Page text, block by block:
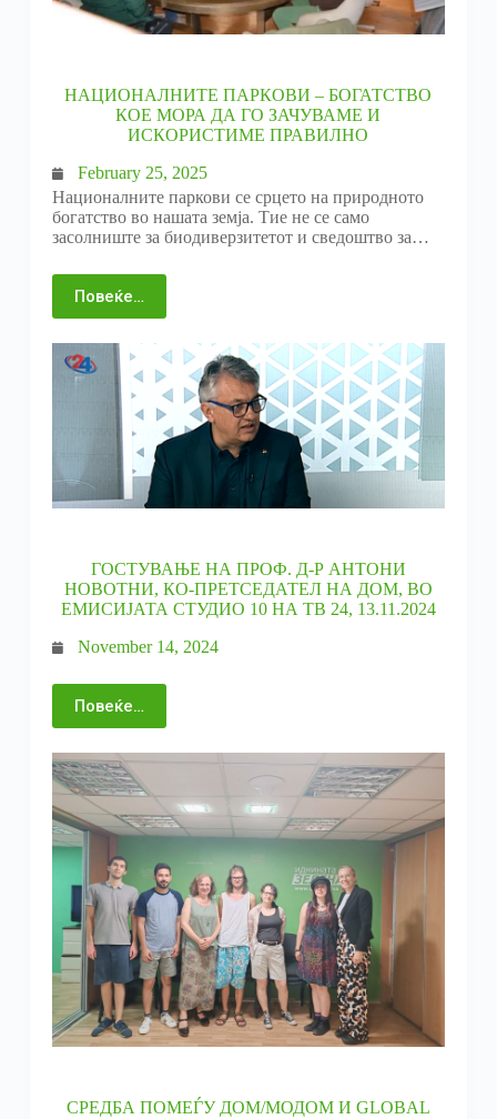
НАЦИОНАЛНИТЕ ПАРКОВИ – БОГАТСТВО
КОЕ МОРА ДА ГО ЗАЧУВАМЕ И
ИСКОРИСТИМЕ ПРАВИЛНО
February 25, 2025
Националните паркови се срцето на природното
богатство во нашата земја. Тие не се само
засолниште за биодиверзитетот и сведоштво за…
Повеќе…
ГОСТУВАЊЕ НА ПРОФ. Д-Р АНТОНИ
НОВОТНИ, КО-ПРЕТСЕДАТЕЛ НА ДОМ, ВО
ЕМИСИЈАТА СТУДИО 10 НА ТВ 24, 13.11.2024
November 14, 2024
Повеќе…
СРЕДБА ПОМЕЃУ ДОМ/МОДОМ И GLOBAL